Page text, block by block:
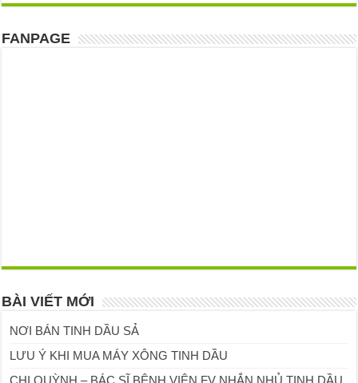
FANPAGE
BÀI VIẾT MỚI
NƠI BÁN TINH DẦU SẢ
LƯU Ý KHI MUA MÁY XÔNG TINH DẦU
CHỊ QUỲNH – BÁC SĨ BỆNH VIỆN FV NHẮN NHỦ TINH DẦU